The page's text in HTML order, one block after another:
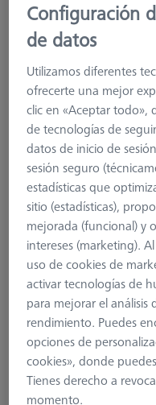
Product Type
Length (L)
Material
Connection Type
Application
Ø Body (DG)
Weight
Connection Type Out
Configuración
de datos
Utilizamos diferentes
ofrecerte una mejor
clic en «Aceptar todo»,
de tecnologías de
datos de inicio de
sesión seguro
estadísticas que
sitio (estadísticas),
mejorada (funcional) y
intereses (marketing).
uso de cookies de
activar tecnologías de
para mejorar el análisis
rendimiento. Puedes
opciones de
cookies», donde
Tienes derecho a
momento.